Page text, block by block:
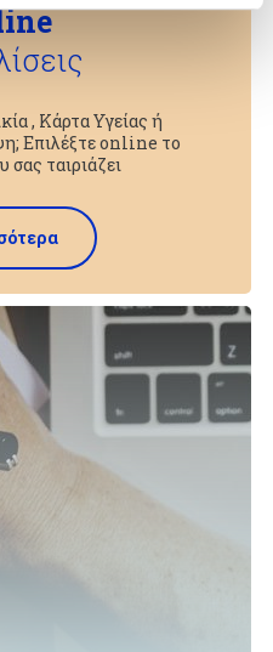
, Κάρτα Υγείας ή
Επιλέξτε online το
ταιριάζει